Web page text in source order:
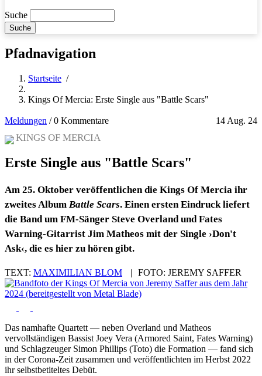
Suche
Pfadnavigation
Startseite /
Kings Of Mercia: Erste Single aus "Battle Scars"
Meldungen 14 Aug. 24
/0 Kommentare
KINGS OF MERCIA
Erste Single aus "Battle Scars"
Am 25. Oktober veröffentlichen die Kings Of Mercia ihr
zweites Album Battle Scars. Einen ersten Eindruck liefert
die Band um FM-Sänger Steve Overland und Fates
Warning-Gitarrist Jim Matheos mit der Single ›Don't
Ask‹, die es hier zu hören gibt.
TEXT: MAXIMILIAN BLOM | FOTO: JEREMY SAFFER
Das namhafte Quartett — neben Overland und Matheos
vervollständigen Bassist Joey Vera (Armored Saint, Fates Warning)
und Schlagzeuger Simon Phillips (Toto) die Formation — fand sich
in der Corona-Zeit zusammen und veröffentlichten im Herbst 2022
ihr selbstbetiteltes Debüt.